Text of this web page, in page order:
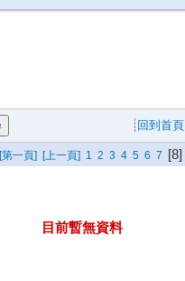
回到首頁
[第一頁] [上一頁] 1 2 3 4 5 6 7 [8]
目前暫無資料